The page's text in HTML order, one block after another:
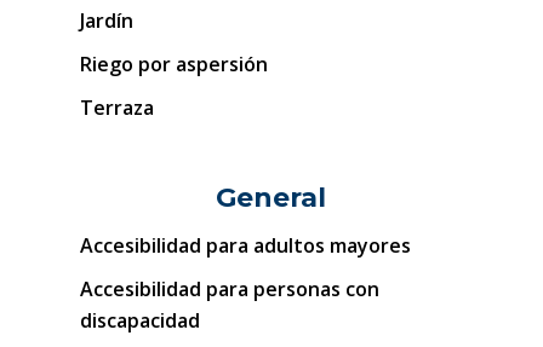
Jardín
Riego por aspersión
Terraza
General
Accesibilidad para adultos mayores
Accesibilidad para personas con
discapacidad